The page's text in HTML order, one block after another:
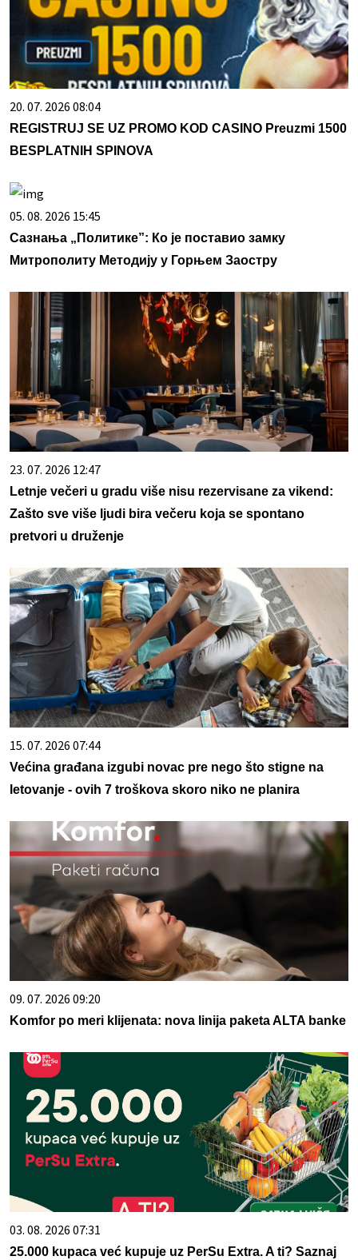
20. 07. 2026 08:04
REGISTRUJ SE UZ PROMO KOD CASINO Preuzmi 1500
BESPLATNIH SPINOVA
05. 08. 2026 15:45
Сазнања „Политике”: Ко је поставио замку
Митрополиту Методију у Горњем Заостру
23. 07. 2026 12:47
Letnje večeri u gradu više nisu rezervisane za vikend:
Zašto sve više ljudi bira večeru koja se spontano
pretvori u druženje
15. 07. 2026 07:44
Većina građana izgubi novac pre nego što stigne na
letovanje - ovih 7 troškova skoro niko ne planira
09. 07. 2026 09:20
Komfor po meri klijenata: nova linija paketa ALTA banke
03. 08. 2026 07:31
25.000 kupaca već kupuje uz PerSu Extra. A ti? Saznaj